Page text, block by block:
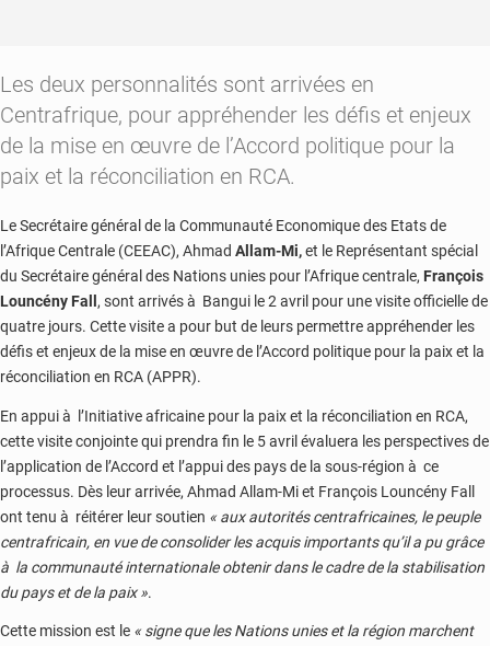
Les deux personnalités sont arrivées en
Centrafrique, pour appréhender les défis et enjeux
de la mise en œuvre de l’Accord politique pour la
paix et la réconciliation en RCA.
Le Secrétaire général de la Communauté Economique des Etats de
l’Afrique Centrale (CEEAC), Ahmad Allam-Mi,et le Représentant spécial
du Secrétaire général des Nations unies pour l’Afrique centrale, François
Louncény Fall , sont arrivés à Bangui le 2 avril pour une visite officielle de
quatre jours. Cette visite a pour but de leurs permettre appréhender les
défis et enjeux de la mise en œuvre de l’Accord politique pour la paix et la
réconciliation en RCA (APPR).
En appui à l’Initiative africaine pour la paix et la réconciliation en RCA,
cette visite conjointe qui prendra fin le 5 avril évaluera les perspectives de
l’application de l’Accord et l’appui des pays de la sous-région à ce
processus. Dès leur arrivée, Ahmad Allam-Mi et François Louncény Fall
ont tenu à réitérer leur soutien « aux autorités centrafricaines, le peuple
centrafricain, en vue de consolider les acquis importants qu’il a pu grâce
à la communauté internationale obtenir dans le cadre de la stabilisation
du pays et de la paix ».
Cette mission est le « signe que les Nations unies et la région marchent